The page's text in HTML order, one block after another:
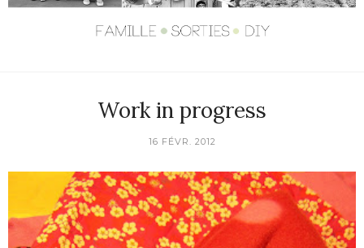
Work in progress
16 FÉVR. 2012